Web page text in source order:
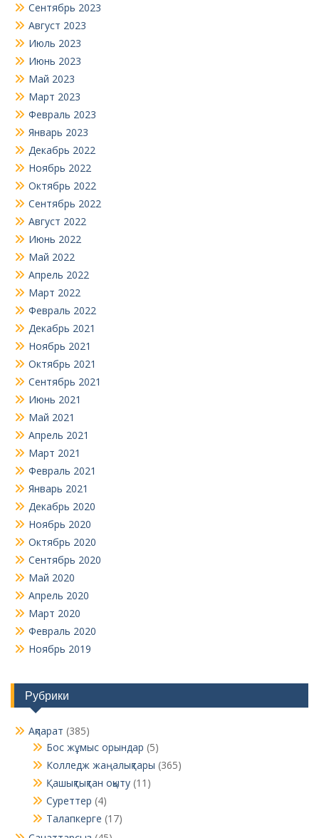
Сентябрь 2023
Август 2023
Июль 2023
Июнь 2023
Май 2023
Март 2023
Февраль 2023
Январь 2023
Декабрь 2022
Ноябрь 2022
Октябрь 2022
Сентябрь 2022
Август 2022
Июнь 2022
Май 2022
Апрель 2022
Март 2022
Февраль 2022
Декабрь 2021
Ноябрь 2021
Октябрь 2021
Сентябрь 2021
Июнь 2021
Май 2021
Апрель 2021
Март 2021
Февраль 2021
Январь 2021
Декабрь 2020
Ноябрь 2020
Октябрь 2020
Сентябрь 2020
Май 2020
Апрель 2020
Март 2020
Февраль 2020
Ноябрь 2019
Рубрики
Ақпарат (385)
Бос жұмыс орындар (5)
Колледж жаңалықтары (365)
Қашықтықтан оқыту (11)
Суреттер (4)
Талапкерге (17)